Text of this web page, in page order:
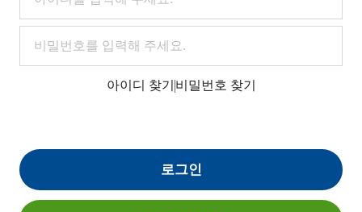
아이디 찾기 비밀번호 찾기
로그인